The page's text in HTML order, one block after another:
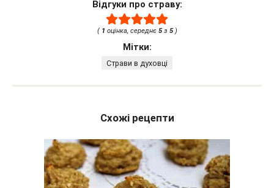
Відгуки про страву:
( 1 оцінка, середнє 5з 5)
Мітки:
Страви в духовці
Схожі рецепти